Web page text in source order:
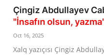
Çingiz Abdullayev
"İnsafın olsun,
Oct 16, 2025
Xalq yazıçısı Çingiz